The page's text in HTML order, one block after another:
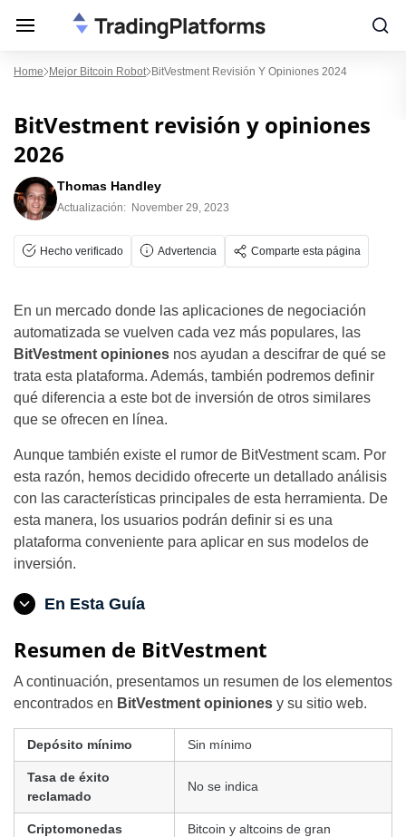
Home Mejor Bitcoin Robot BitVestment Revisión Y Opiniones 2024
BitVestment revisión y opiniones
2026
Thomas Handley
Actualización: November 29, 2023
Hecho verificado Advertencia Comparte esta página
En un mercado donde las aplicaciones de negociación
automatizada se vuelven cada vez más populares, las
BitVestment opiniones nos ayudan a descifrar de qué se
trata esta plataforma. Además, también podremos definir
qué diferencia a este bot de inversión de otros similares
que se ofrecen en línea.
Aunque también existe el rumor de BitVestment scam. Por
esta razón, hemos decidido ofrecerte un detallado análisis
con las características principales de esta herramienta. De
esta manera, los usuarios podrán definir si es una
plataforma conveniente para aplicar en sus modelos de
inversión.
En Esta Guía
Resumen de BitVestment
A continuación, presentamos un resumen de los elementos
encontrados en BitVestment opiniones y su sitio web.
Depósito mínimo Sin mínimo
Tasa de éxito
reclamado
No se indica
Criptomonedas
Bitcoin y altcoins de gran